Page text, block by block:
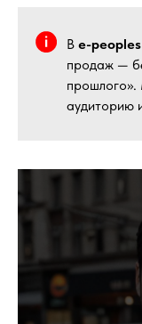
В e-peoples
продаж —
аудиторию